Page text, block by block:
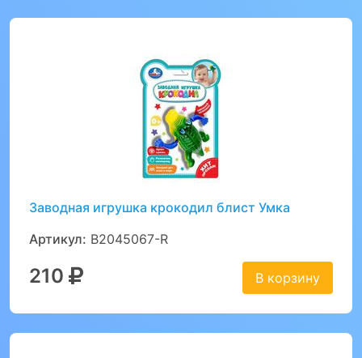
Заводная игрушка крокодил блист Умка
Артикул: B2045067-R
210 В корзину